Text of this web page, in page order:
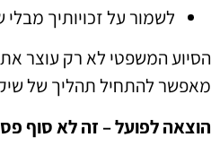
לשמור על זכויותיך
הסיוע המשפטי לא רק עוצר
מאפשר להתחיל תהליך של
הוצאה לפועל – זה לא סוף